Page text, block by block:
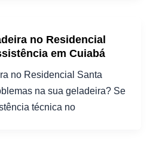
no Residencial
em Cuiabá
no Residencial Santa
na sua geladeira? Se
técnica no